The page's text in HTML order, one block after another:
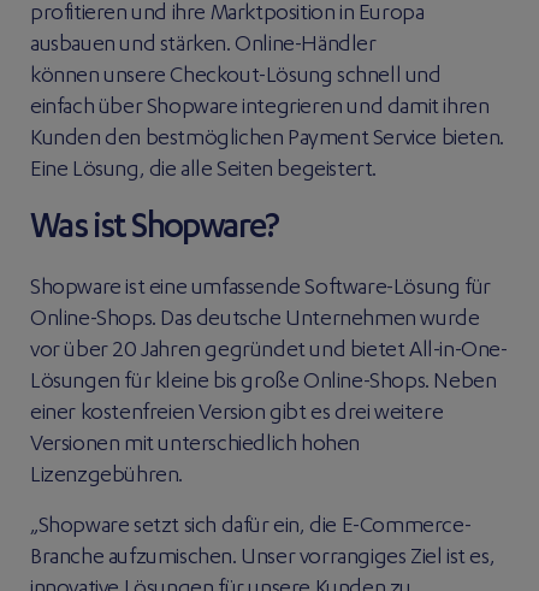
profitieren und ihre Marktposition in Europa
ausbauen und stärken. Online-Händler
können unsere Checkout-Lösung schnell und
einfach über Shopware integrieren und damit ihren
Kunden den bestmöglichen Payment Service bieten.
Eine Lösung, die alle Seiten begeistert.
Was ist Shopware?
Shopware ist eine umfassende Software-Lösung für
Online-Shops. Das deutsche Unternehmen wurde
vor über 20 Jahren gegründet und bietet All-in-One-
Lösungen für kleine bis große Online-Shops. Neben
einer kostenfreien Version gibt es drei weitere
Versionen mit unterschiedlich hohen
Lizenzgebühren.
„Shopware setzt sich dafür ein, die E-Commerce-
Branche aufzumischen. Unser vorrangiges Ziel ist es,